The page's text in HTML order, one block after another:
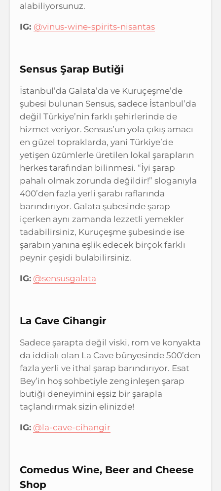
alabiliyorsunuz.
IG: @vinus-wine-spirits-nisantas
Sensus Şarap Butiği
İstanbul’da Galata’da ve Kuruçeşme’de
şubesi bulunan Sensus, sadece İstanbul’da
değil Türkiye’nin farklı şehirlerinde de
hizmet veriyor. Sensus’un yola çıkış amacı
en güzel topraklarda, yani Türkiye’de
yetişen üzümlerle üretilen lokal şarapların
herkes tarafından bilinmesi. “İyi şarap
pahalı olmak zorunda değildir!” sloganıyla
400’den fazla yerli şarabı raflarında
barındırıyor. Galata şubesinde şarap
içerken aynı zamanda lezzetli yemekler
tadabilirsiniz, Kuruçeşme şubesinde ise
şarabın yanına eşlik edecek birçok farklı
peynir çeşidi bulabilirsiniz.
IG: @sensusgalata
La Cave Cihangir
Sadece şarapta değil viski, rom ve konyakta
da iddialı olan La Cave bünyesinde 500’den
fazla yerli ve ithal şarap barındırıyor. Esat
Bey’in hoş sohbetiyle zenginleşen şarap
butiği deneyimini eşsiz bir şarapla
taçlandırmak sizin elinizde!
IG: @la-cave-cihangir
Comedus Wine, Beer and Cheese
Shop